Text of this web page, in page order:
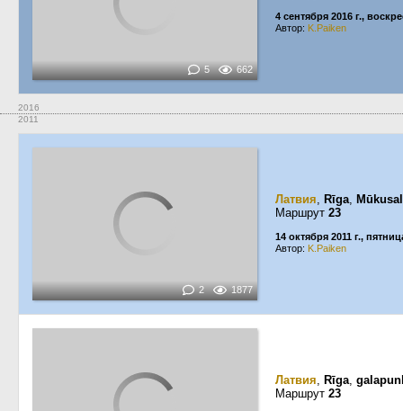
5 662
4 сентября 2016 г.,
Автор: K.Paiken
2016
2011
2 1877
Латвия, Rīga,
Маршрут 23
14 октября 2011 г.,
Автор: K.Paiken
Латвия, Rīga,
Маршрут 23